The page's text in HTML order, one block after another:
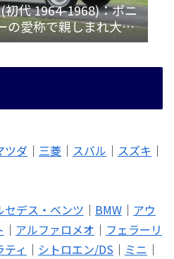
代 1964-1968)：ポニ
の愛称で親しまれ大ヒ
ツダ ｜ 三菱 ｜ スバル ｜ スズキ ｜
セデス・ベンツ ｜ BMW ｜ アウ
｜ アルファロメオ ｜ フェラーリ
ティ ｜ シトロエン/DS ｜ ミニ ｜